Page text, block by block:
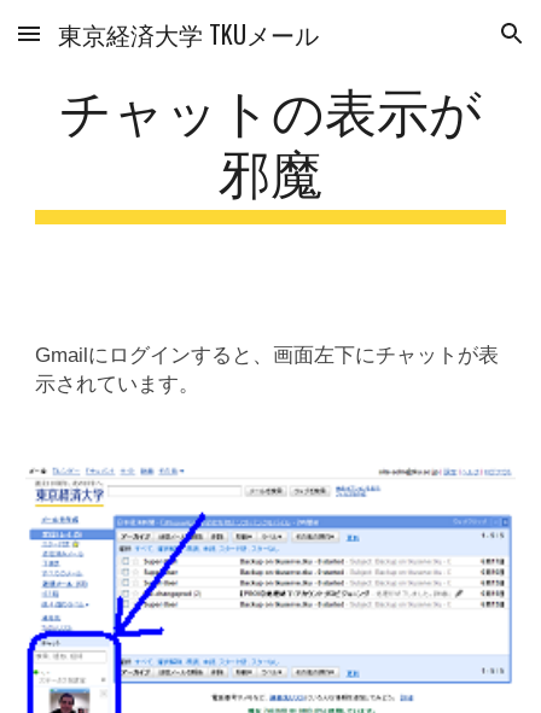
Skip to main content Skip to navigation
東京経済大学 TKUメール
チャットの表示が
邪魔
Gmailにログインすると、画面左下にチャットが表
示されています。